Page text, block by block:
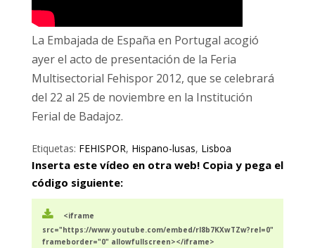
La Embajada de España en Portugal acogió
ayer el acto de presentación de la Feria
Multisectorial Fehispor 2012, que se celebrará
del 22 al 25 de noviembre en la Institución
Ferial de Badajoz.
Etiquetas: FEHISPOR, Hispano-lusas, Lisboa
Inserta este vídeo en otra web! Copia y pega el
código siguiente:
<iframe
src="https://www.youtube.com/embed/rl8b7KXwTZw?rel=0"
frameborder="0" allowfullscreen></iframe>